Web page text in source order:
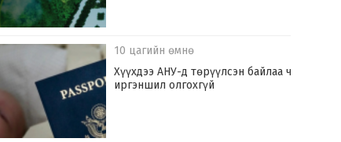
10 цагийн өмнө
Хүүхдээ АНУ-д төрүүлсэн байлаа ч
иргэншил олгохгүй